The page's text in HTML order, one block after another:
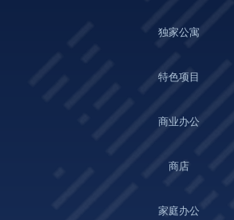
独家公寓
特色项目
商业办公
商店
家庭办公